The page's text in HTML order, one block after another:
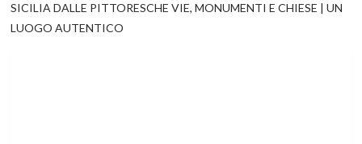
SICILIA DALLE PITTORESCHE VIE, MONUMENTI E CHIESE | UN
LUOGO AUTENTICO